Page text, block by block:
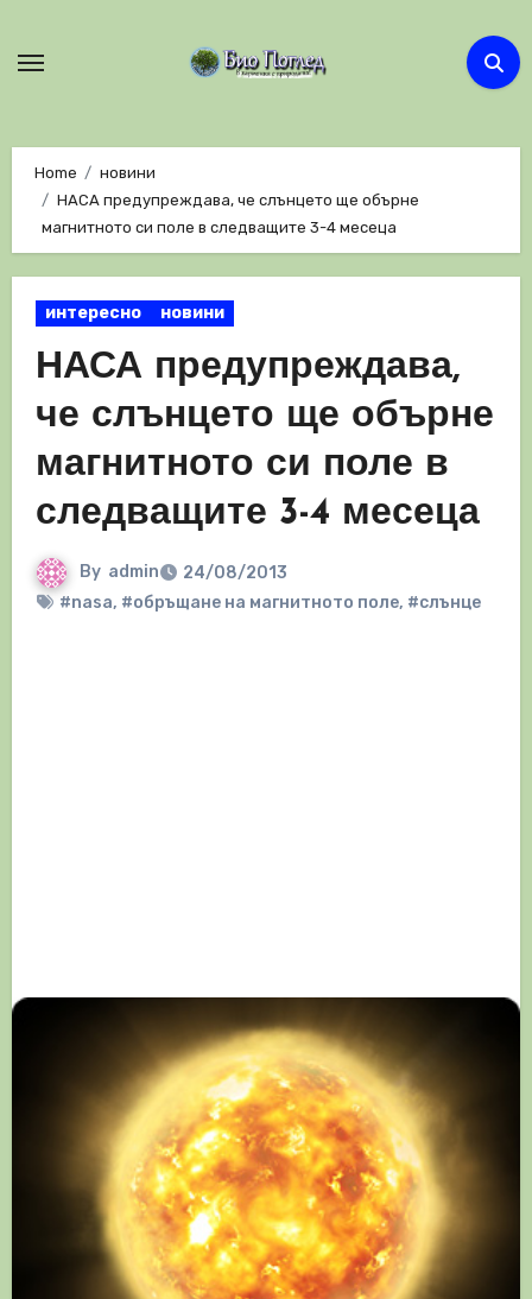
Home
новини
НАСА предупреждава, че слънцето ще обърне
магнитното си поле в следващите 3-4 месеца
интересно новини
НАСА предупреждава,
че слънцето ще обърне
магнитното си поле в
следващите 3-4 месеца
By admin
24/08/2013
#nasa, #обръщане на магнитното поле, #слънце